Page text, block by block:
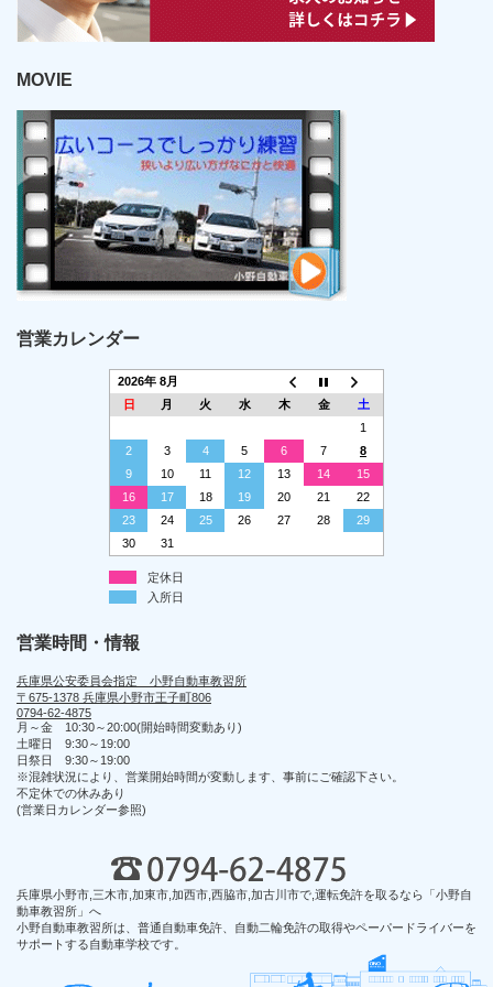
MOVIE
営業カレンダー
2026年 8月
日
月 火 水 木 金
土
1
2
3 4 5 6 7
8
9
10 11 12 13 14
15
16
17 18 19 20 21
22
23
24 25 26 27 28
29
30
31
定休日
入所日
営業時間・情報
兵庫県公安委員会指定 小野自動車教習所
〒675-1378 兵庫県小野市王子町806
0794-62-4875
月～金 10:30～20:00(開始時間変動あり)
土曜日 9:30～19:00
日祭日 9:30～19:00
※混雑状況により、営業開始時間が変動します、事前にご確認下さい。
不定休での休みあり
(営業日カレンダー参照)
兵庫県小野市,三木市,加東市,加西市,西脇市,加古川市で,運転免許を取るなら「小野自
動車教習所」へ
小野自動車教習所は、普通自動車免許、自動二輪免許の取得やペーパードライバーを
サポートする自動車学校です。